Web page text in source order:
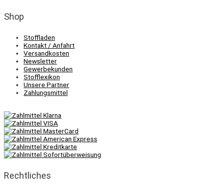
Shop
Stoffladen
Kontakt / Anfahrt
Versandkosten
Newsletter
Gewerbekunden
Stofflexikon
Unsere Partner
Zahlungsmittel
Rechtliches